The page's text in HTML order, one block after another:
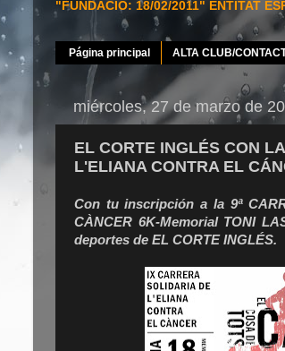
"FUNDACIÓ: 18/02/2011" ENTITAT
Página principal ALTA CLUB/
miércoles, 27 de marzo de
EL CORTE INGLÉS CON
L'ELIANA CONTRA EL
Con tu inscripción a la 9ª
CÀNCER 6K-Memorial TONI
deportes de EL CORTE INGLÉS.